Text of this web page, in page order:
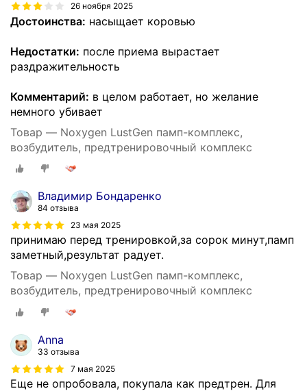
26 ноября 2025
Достоинства: насыщает коровью
Недостатки: после приема вырастает
раздражительность
Комментарий: в целом работает, но желание
немного убивает
Товар — Noxygen LustGen памп-комплекс,
возбудитель, предтренировочный комплекс
Владимир Бондаренко
84 отзыва
23 мая 2025
принимаю перед тренировкой,за сорок минут,памп
заметный,результат радует.
Товар — Noxygen LustGen памп-комплекс,
возбудитель, предтренировочный комплекс
Аnna
33 отзыва
7 мая 2025
Еще не опробовала, покупала как предтрен. Для